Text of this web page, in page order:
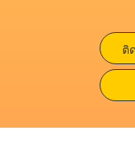
ติ